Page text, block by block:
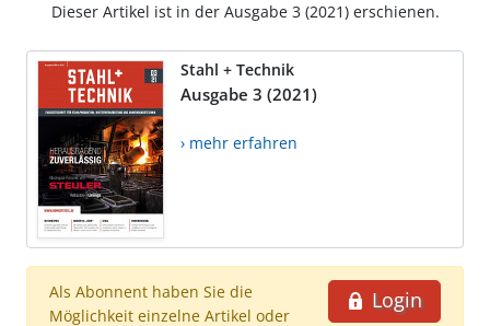
Dieser Artikel ist in der Ausgabe 3 (2021) erschienen.
Stahl + Technik
Ausgabe 3 (2021)
› mehr erfahren
Login
Als Abonnent haben Sie die
Möglichkeit einzelne Artikel oder